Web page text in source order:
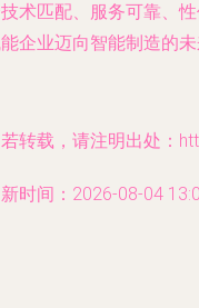
术匹配、服务可靠、
企业迈向智能制造的未
转载，请注明出处：
时间：2026-08-04